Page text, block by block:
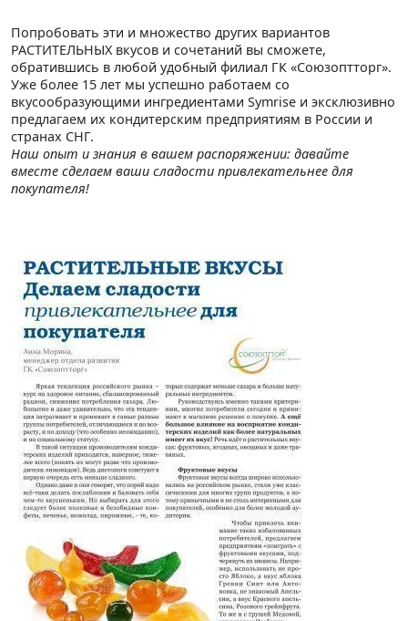
Попробовать эти и множество других вариантов
РАСТИТЕЛЬНЫХ вкусов и сочетаний вы сможете,
обратившись в любой удобный филиал ГК «Союзоптторг».
Уже более 15 лет мы успешно работаем со
вкусообразующими ингредиентами Symrise и эксклюзивно
предлагаем их кондитерским предприятиям в России и
странах СНГ.
Наш опыт и знания в вашем распоряжении: давайте
вместе сделаем ваши сладости привлекательнее для
покупателя!